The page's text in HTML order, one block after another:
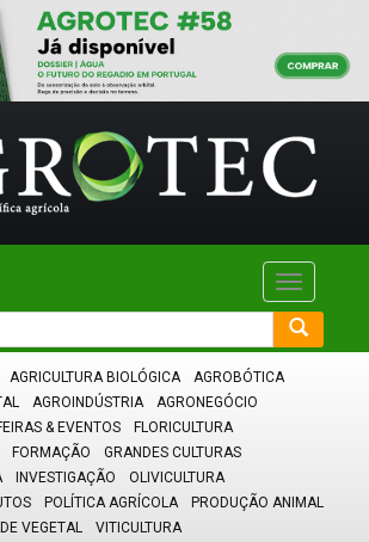
Toggle
AGRICULTURA BIOLÓGICA
AGROBÓTICA
AGROINDÚSTRIA
AGRONEGÓCIO
& EVENTOS
FLORICULTURA
FORMAÇÃO
GRANDES CULTURAS
INVESTIGAÇÃO
OLIVICULTURA
POLÍTICA AGRÍCOLA
PRODUÇÃO ANIMAL
VEGETAL VITICULTURA